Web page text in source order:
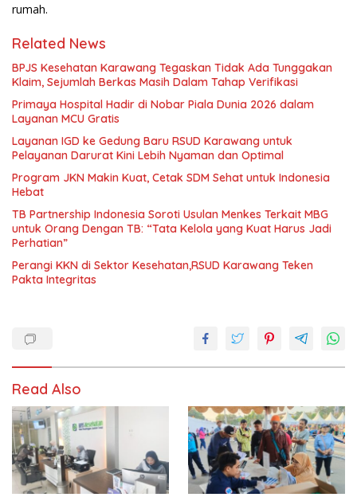
rumah.
Related News
BPJS Kesehatan Karawang Tegaskan Tidak Ada Tunggakan
Klaim, Sejumlah Berkas Masih Dalam Tahap Verifikasi
Primaya Hospital Hadir di Nobar Piala Dunia 2026 dalam
Layanan MCU Gratis
Layanan IGD ke Gedung Baru RSUD Karawang untuk
Pelayanan Darurat Kini Lebih Nyaman dan Optimal
Program JKN Makin Kuat, Cetak SDM Sehat untuk Indonesia
Hebat
TB Partnership Indonesia Soroti Usulan Menkes Terkait MBG
untuk Orang Dengan TB: “Tata Kelola yang Kuat Harus Jadi
Perhatian”
Perangi KKN di Sektor Kesehatan,RSUD Karawang Teken
Pakta Integritas
Read Also